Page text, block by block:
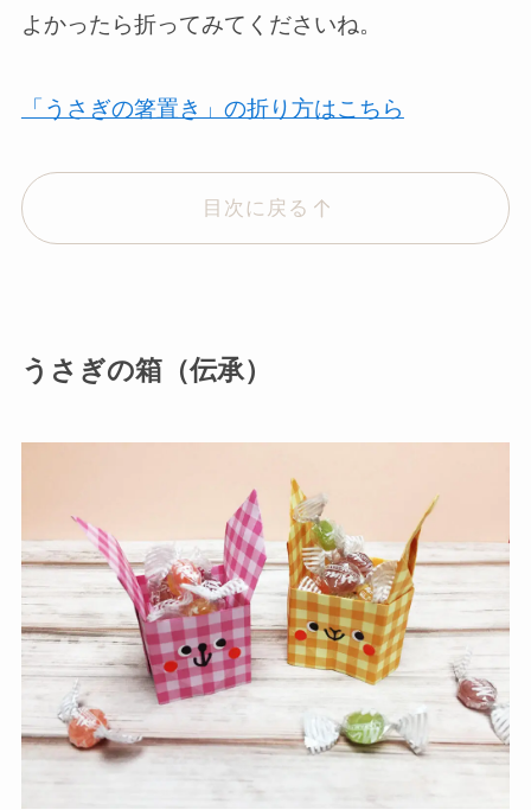
よかったら折ってみてくださいね。
「うさぎの箸置き」の折り方はこちら
目次に戻る
うさぎの箱（伝承）